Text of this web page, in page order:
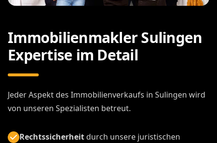
Immobilienmakler Sulingen
Expertise im Detail
Jeder Aspekt des Immobilienverkaufs in Sulingen wird
von unseren Spezialisten betreut.
Rechtssicherheitdurch unsere juristischen